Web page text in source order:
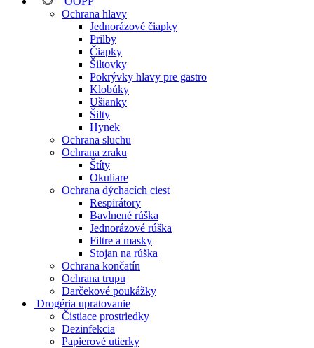
Ochrana hlavy
Jednorázové čiapky
Prilby
Čiapky
Šiltovky
Pokrývky hlavy pre gastro
Klobúky
Ušianky
Šilty
Hynek
Ochrana sluchu
Ochrana zraku
Štíty
Okuliare
Ochrana dýchacích ciest
Respirátory
Bavlnené rúška
Jednorázové rúška
Filtre a masky
Stojan na rúška
Ochrana končatín
Ochrana trupu
Darčekové poukážky
Drogéria upratovanie
Čistiace prostriedky
Dezinfekcia
Papierové utierky